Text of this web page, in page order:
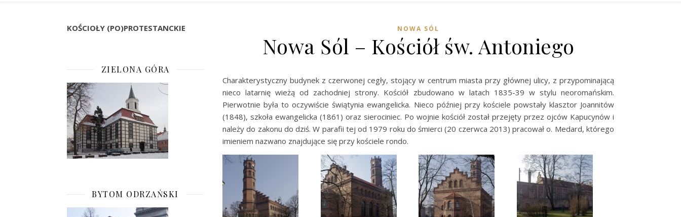
KOŚCIOŁY (PO)PROTESTANCKIE
ZIELONA GÓRA
BYTOM ODRZAŃSKI
NOWA SÓL
Nowa Sól – Kościół św. Antoniego
Charakterystyczny budynek z czerwonej cegły, stojący w centrum miasta przy głównej ulicy, z przypominającą
nieco latarnię wieżą od zachodniej strony. Kościół zbudowano w latach 1835-39 w stylu neoromańskim.
Pierwotnie była to oczywiście świątynia ewangelicka. Nieco później przy kościele powstały klasztor Joannitów
(1848), szkoła ewangelicka (1861) oraz sierociniec. Po wojnie kościół został przejęty przez ojców Kapucynów i
należy do zakonu do dziś. W parafii tej od 1979 roku do śmierci (20 czerwca 2013) pracował o. Medard, którego
imieniem nazwano znajdujące się przy kościele rondo.